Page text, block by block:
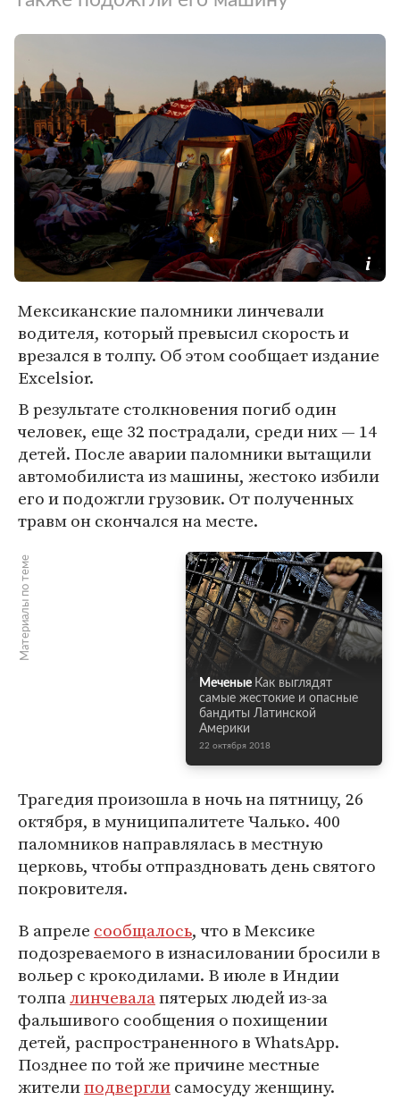
Мексиканские паломники линчевали
водителя, который превысил скорость и
врезался в толпу. Об этом сообщает издание
Excelsior.
В результате столкновения погиб один
человек, еще 32 пострадали, среди них — 14
детей. После аварии паломники вытащили
автомобилиста из машины, жестоко избили
его и подожгли грузовик. От полученных
травм он скончался на месте.
Материалы по теме
Меченые Как выглядят
самые жестокие и опасные
бандиты Латинской
Америки
22 октября 2018
Трагедия произошла в ночь на пятницу, 26
октября, в муниципалитете Чалько. 400
паломников направлялась в местную
церковь, чтобы отпраздновать день святого
покровителя.
В апреле сообщалось, что в Мексике
подозреваемого в изнасиловании бросили в
вольер с крокодилами. В июле в Индии
толпалинчевалапятерых людей из-за
фальшивого сообщения о похищении
детей, распространенного в WhatsApp.
Позднее по той же причине местные
жителиподверглисамосуду женщину.